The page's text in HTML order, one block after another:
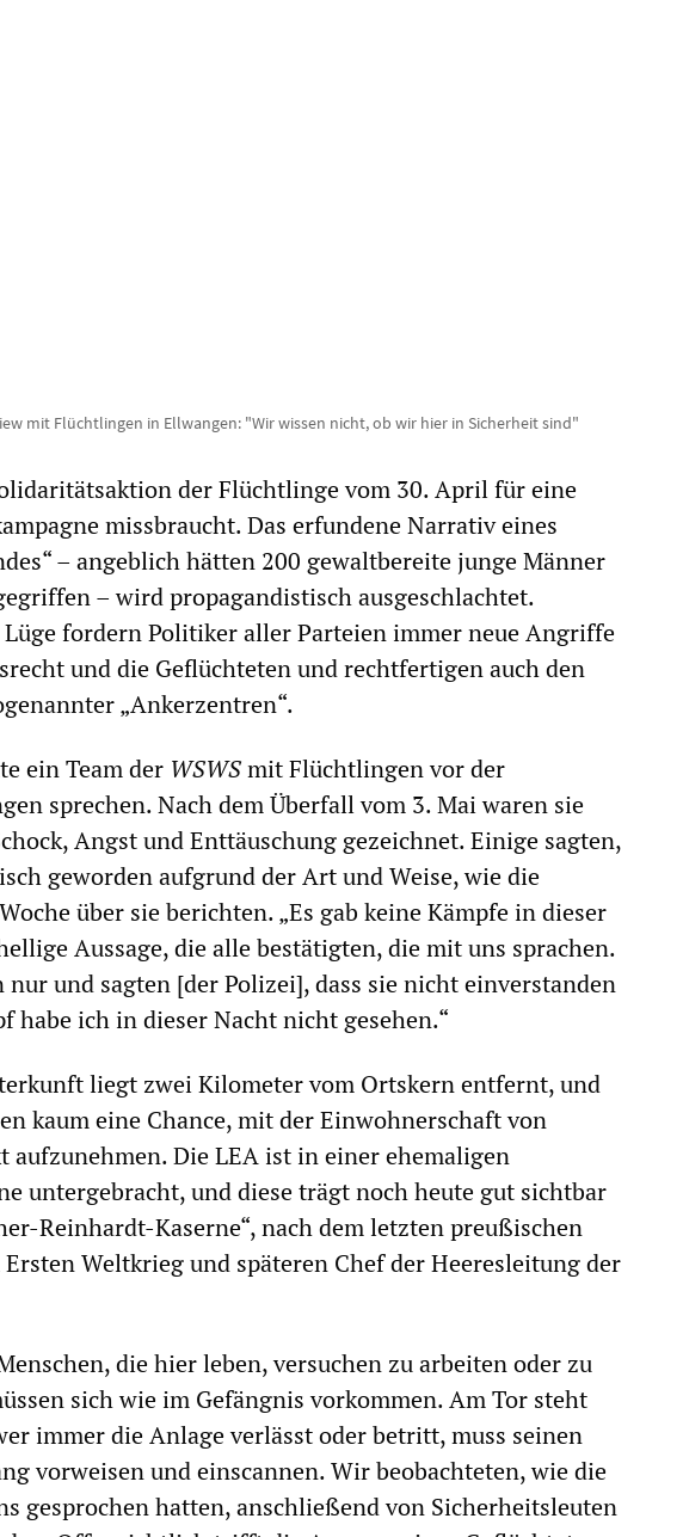
mit Flüchtlingen in Ellwangen: "Wir wissen nicht, ob wir hier in Sicherheit sind"
der Flüchtlinge vom 30. April für eine
missbraucht. Das erfundene Narrativ eines
– angeblich hätten 200 gewaltbereite junge Männer
– wird propagandistisch ausgeschlachtet.
Lüge fordern Politiker aller Parteien immer neue Angriffe
und die Geflüchteten und rechtfertigen auch den
„Ankerzentren“.
ein Team der WSWSmit Flüchtlingen vor der
sprechen. Nach dem Überfall vom 3. Mai waren sie
Angst und Enttäuschung gezeichnet. Einige sagten,
geworden aufgrund der Art und Weise, wie die
über sie berichten. „Es gab keine Kämpfe in dieser
Aussage, die alle bestätigten, die mit uns sprachen.
nur und sagten [der Polizei], dass sie nicht einverstanden
habe ich in dieser Nacht nicht gesehen.“
liegt zwei Kilometer vom Ortskern entfernt, und
kaum eine Chance, mit der Einwohnerschaft von
aufzunehmen. Die LEA ist in einer ehemaligen
untergebracht, und diese trägt noch heute gut sichtbar
Reinhardt-Kaserne“, nach dem letzten preußischen
Weltkrieg und späteren Chef der Heeresleitung der
die hier leben, versuchen zu arbeiten oder zu
sich wie im Gefängnis vorkommen. Am Tor steht
immer die Anlage verlässt oder betritt, muss seinen
vorweisen und einscannen. Wir beobachteten, wie die
gesprochen hatten, anschließend von Sicherheitsleuten